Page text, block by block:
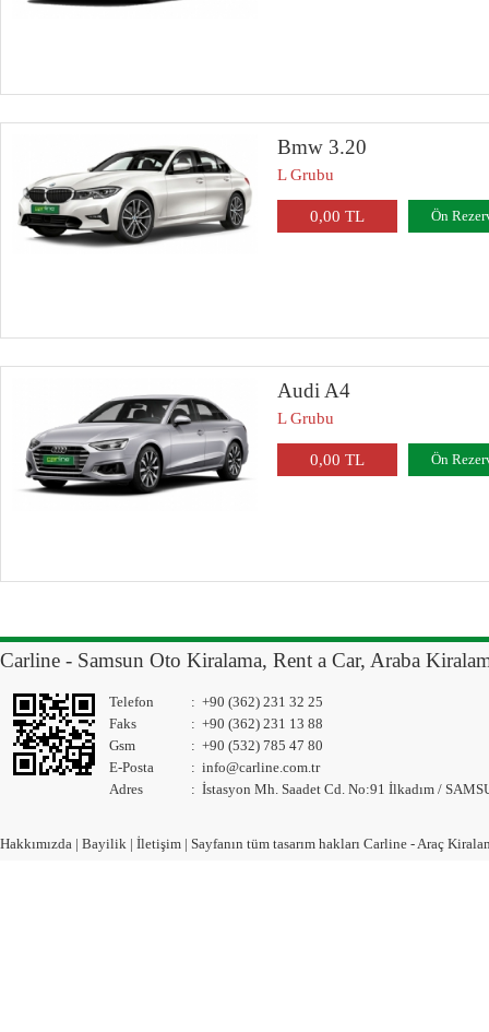
Bmw 3.20
L Grubu
0,00 TL Ön
Audi A4
L Grubu
0,00 TL Ön
Carline - Samsun Oto Kiralama, Rent a Car, Araba
Telefon : +90 (362) 231 32 25
Faks
: +90 (362) 231 13 88
Gsm
: +90 (532) 785 47 80
E-Posta
: info@carline.com.tr
Adres
: İstasyon Mh. Saadet Cd. No:91 İlkadım /
Hakkımızda | Bayilik | İletişim | Sayfanın tüm tasarım hakları Carline - Araç